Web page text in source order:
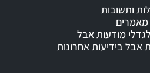
ותשובות
מאמרים
מודעות אבל
אבל בידיעות אחרונות